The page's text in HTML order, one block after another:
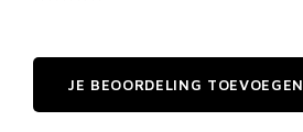
JE BEOORDELING TOEVOEGEN